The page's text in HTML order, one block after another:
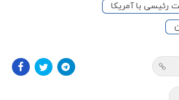
رئیسی با آمریکا